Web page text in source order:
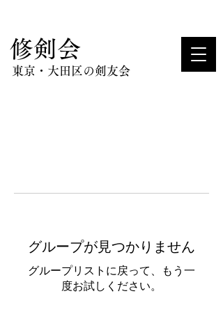
​修剣会
東京・大田区の剣友会
グループが見つかりません
グループリストに戻って、もう一
度お試しください。